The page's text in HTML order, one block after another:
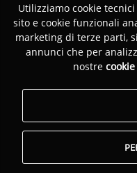
Utilizziamo cookie
sito e cookie funzionali
marketing di terze parti,
annunci che per
nostre